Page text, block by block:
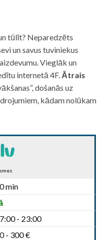
tūlīt? Neparedzēts
un savus tuviniekus
Vieglāk un
internetā 4F. Ātrais
došanās uz
kādam nolūkam
min
- 23:00
- 300 €